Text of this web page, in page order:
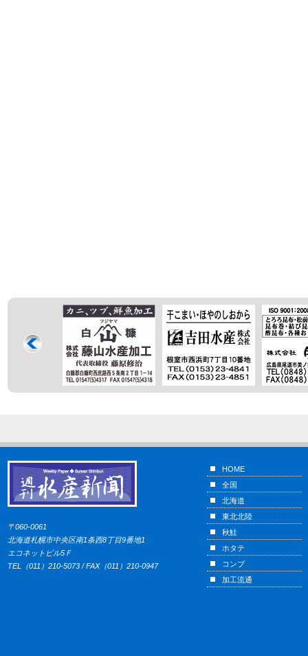
〒060-0061
北海道札幌市中央区南1条西8丁目9番地1
エコネットビル5Ｆ
TEL（011）210-5073 / FAX（011）210-0947
HOME
全国
北海道
東北北陸
秋鮭
ホタテ
コンブ
加工流通